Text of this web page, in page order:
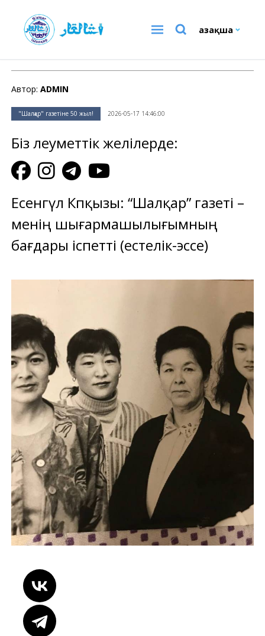
Қазақша
Автор: ADMIN
"Шалқар" газетіне 50 жыл! 2026-05-17 14:46:00
Біз әлеуметтік желілерде:
Есенгүл Кәпқызы: “Шалқар” газеті –
менің шығармашылығымның
бағдары іспетті (естелік-эссе)